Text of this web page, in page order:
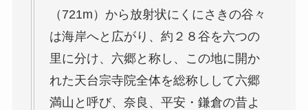
（721m）から放射状にくにさきの谷々
は海岸へと広がり、約２８谷を六つの
里に分け、六郷と称し、この地に開か
れた天台宗寺院全体を総称しして六郷
満山と呼び、奈良、平安・鎌倉の昔よ